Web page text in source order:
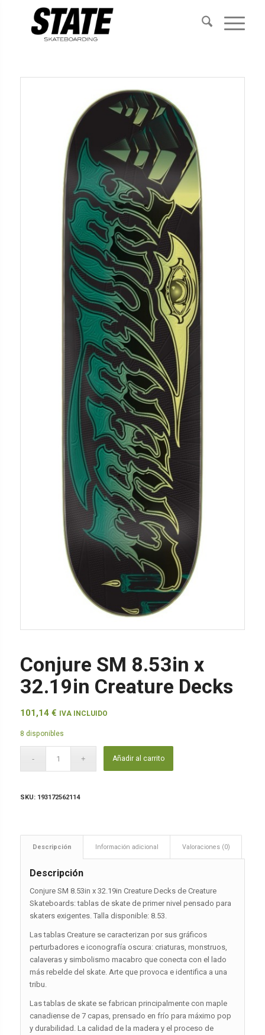
Conjure SM 8.53in x
32.19in Creature Decks
101,14 € IVA INCLUIDO
8 disponibles
Añadir al carrito
SKU: 193172562114
Descripción Información adicional Valoraciones (0)
Descripción
Conjure SM 8.53in x 32.19in Creature Decks de Creature
Skateboards: tablas de skate de primer nivel pensado para
skaters exigentes. Talla disponible: 8.53.
Las tablas Creature se caracterizan por sus gráficos
perturbadores e iconografía oscura: criaturas, monstruos,
calaveras y simbolismo macabro que conecta con el lado
más rebelde del skate. Arte que provoca e identifica a una
tribu.
Las tablas de skate se fabrican principalmente con maple
canadiense de 7 capas, prensado en frío para máximo pop
y durabilidad. La calidad de la madera y el proceso de